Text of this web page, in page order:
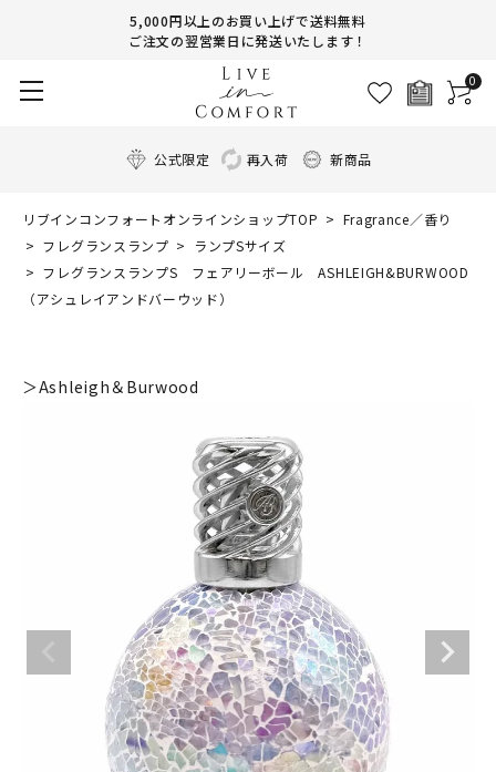
5,000円以上のお買い上げで送料無料
ご注文の翌営業日に発送いたします！
0
公式限定 再入荷 新商品
リブインコンフォートオンラインショップTOP
Fragrance／香り
フレグランスランプ
ランプSサイズ
フレグランスランプS フェアリーボール ASHLEIGH&BURWOOD
（アシュレイアンドバーウッド）
＞Ashleigh＆Burwood